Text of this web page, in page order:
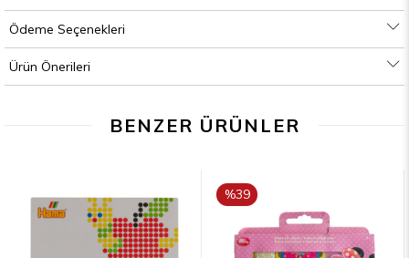
Ödeme Seçenekleri
Ürün Önerileri
BENZER ÜRÜNLER
%39